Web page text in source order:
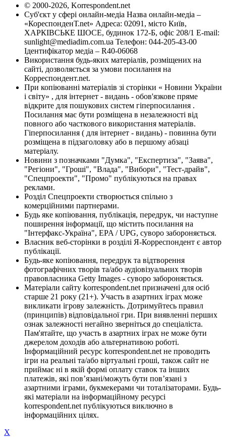
© 2000-2026, Korrespondent.net
Суб'єкт у сфері онлайн-медіа Назва онлайн-медіа –
«КореспонденТ.net» Адреса: 02091, місто Київ,
ХАРКІВСЬКЕ ШОСЕ, будинок 172-Б, офіс 208/1 E-mail:
sunlight@mediadim.com.ua Телефон: 044-205-43-00
Ідентифікатор медіа – R40-06068
Використання будь-яких матеріалів, розміщених на
сайті, дозволяється за умови посилання на
Корреспондент.net.
При копіюванні матеріалів зі сторінки « Новини України
і світу» , для інтернет - видань - обов'язкове пряме
відкрите для пошукових систем гіперпосилання .
Посилання має бути розміщена в незалежності від
повного або часткового використання матеріалів.
Гіперпосилання ( для інтернет - видань) - повинна бути
розміщена в підзаголовку або в першому абзаці
матеріалу.
Новини з позначками "Думка", "Експертиза", "Заява",
"Регіони", "Гроші", "Влада", "Вибори", "Тест-драйв",
"Спецпроекти", "Промо" публікуються на правах
реклами.
Розділ Спецпроекти створюється спільно з
комерційними партнерами.
Будь яке копіювання, публікація, передрук, чи наступне
поширення інформації, що містить посилання на
"Інтерфакс-Україна", EPA / UPG, суворо забороняється.
Власник веб-сторінки в розділі Я-Корреспондент є автор
публікації.
Будь-яке копіювання, передрук та відтворення
фотографічних творів та/або аудіовізуальних творів
правовласника Getty Images - суворо забороняється.
Матеріали сайту korrespondent.net призначені для осіб
старше 21 року (21+). Участь в азартних іграх може
викликати ігрову залежність. Дотримуйтесь правил
(принципів) відповідальної гри. При виявленні перших
ознак залежності негайно зверніться до спеціаліста.
Пам'ятайте, що участь в азартних іграх не може бути
джерелом доходів або альтернативою роботі.
Інформаційний ресурс korrespondent.net не проводить
ігри на реальні та/або віртуальні гроші, також сайт не
приймає ні в якій формі оплату ставок та інших
платежів, які пов’язані/можуть бути пов’язані з
азартними іграми, букмекерами чи тоталізаторами. Будь-
які матеріали на інформаційному ресурсі
korrespondent.net публікуються виключно в
інформаційних цілях.
X